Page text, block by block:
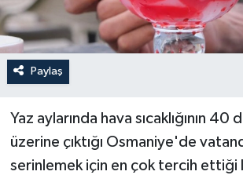
Paylaş
Yaz aylarında hava sıcaklığının 40
üzerine çıktığı Osmaniye'de
serinlemek için en çok tercih